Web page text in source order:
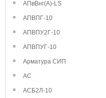
АПвВнг(А)-LS
АПВПГ-10
АПВПУ2Г-10
АПВПУГ-10
Арматура СИП
АС
АСБ2Л-10